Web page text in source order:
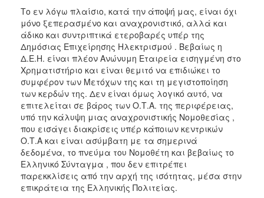
ΤΟΠΟΣ
ΠΟΛΙΤΙΣΜΟΣ
ΑΝΘΕΚΤΙΚΗ
ΠΟΛΗ
Το εν λόγω πλαίσιο, κατά την άποψή μας, είναι όχι
μόνο ξεπερασμένο και αναχρονιστικό, αλλά και
άδικο και συντριπτικά ετεροβαρές υπέρ της
Δημόσιας Επιχείρησης Ηλεκτρισμού . Βεβαίως η
Δ.Ε.Η. είναι πλέον Ανώνυμη Εταιρεία εισηγμένη στο
Χρηματιστήριο και είναι θεμιτό να επιδιώκει το
συμφέρον των Μετόχων της και τη μεγιστοποίηση
των κερδών της. Δεν είναι όμως λογικό αυτό, να
επιτελείται σε βάρος των Ο.Τ.Α. της περιφέρειας,
υπό την κάλυψη μιας αναχρονιστικής Νομοθεσίας ,
που εισάγει διακρίσεις υπέρ κάποιων κεντρικών
Ο.Τ.Α και είναι ασύμβατη με τα σημερινά
δεδομένα, το πνεύμα του Νομοθέτη και βεβαίως το
Ελληνικό Σύνταγμα , που δεν επιτρέπει
παρεκκλίσεις από την αρχή της ισότητας, μέσα στην
επικράτεια της Ελληνικής Πολιτείας.